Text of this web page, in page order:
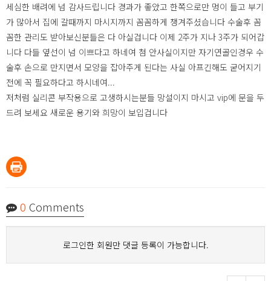
세심한 배려에 넘 감사드립니다 경과가 좋았고 한쪽으로만 멍이 들고 부기
가 많아서 집에 갈때까지 마시지까지 꼼꼼하게 챙겨주셨습니다 수술후 꼼
꼼한 관리도 받아보신분들은 다 아실겁니다 이제 2주가 지나 3주가 되어갑
니다 다들 옆선이 넘 이쁘다고 하네여 첨 안사실이지만 자기연골인경우 수
술후 손으로 만지면서 모양을 잡아주게 된다는 사실 아프긴해도 굳어지기
전에 꼭 필요하다고 하시네여...
저처럼 실리콘 부작용으로 고생하시는분들 망설이지 마시고 vip에 문을 두
드려 보세요 새로운 용기와 희망이 보입겁니다
0 Comments
로그인한 회원만 댓글 등록이 가능합니다.